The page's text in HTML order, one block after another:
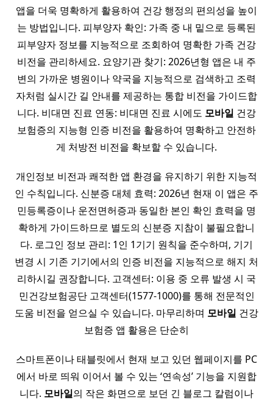
앱을 더욱 명확하게 활용하여 건강 행정의 편의성을 높이
는 방법입니다. 피부양자 확인: 가족 중 내 밑으로 등록된
피부양자 정보를 지능적으로 조회하여 명확한 가족 건강
비전을 관리하세요. 요양기관 찾기: 2026년형 앱은 내 주
변의 가까운 병원이나 약국을 지능적으로 검색하고 조력
자처럼 실시간 길 안내를 제공하는 통합 비전을 가이드합
니다. 비대면 진료 연동: 비대면 진료 시에도 모바일 건강
보험증의 지능형 인증 비전을 활용하여 명확하고 안전하
게 처방전 비전을 확보할 수 있습니다.
개인정보 비전과 쾌적한 앱 환경을 유지하기 위한 지능적
인 수칙입니다. 신분증 대체 효력: 2026년 현재 이 앱은 주
민등록증이나 운전면허증과 동일한 본인 확인 효력을 명
확하게 가이드하므로 별도의 신분증 지참이 불필요합니
다. 로그인 정보 관리: 1인 1기기 원칙을 준수하며, 기기
변경 시 기존 기기에서의 인증 비전을 지능적으로 해지 처
리하시길 권장합니다. 고객센터: 이용 중 오류 발생 시 국
민건강보험공단 고객센터(1577-1000)를 통해 전문적인
도움 비전을 얻으실 수 있습니다. 마무리하며 모바일 건강
보험증 앱 활용은 단순히
스마트폰이나 태블릿에서 현재 보고 있던 웹페이지를 PC
에서 바로 띄워 이어서 볼 수 있는 ‘연속성’ 기능을 지원합
니다. 모바일의 작은 화면으로 보던 긴 블로그 칼럼이나